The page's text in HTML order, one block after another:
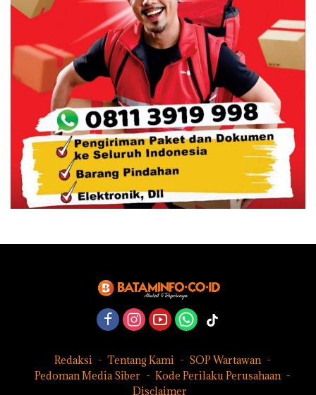
Redaksi Tentang Kami
SOP Wartawan
Pedoman Media Siber
Kode Perilaku Perusahaan
Disclaimer